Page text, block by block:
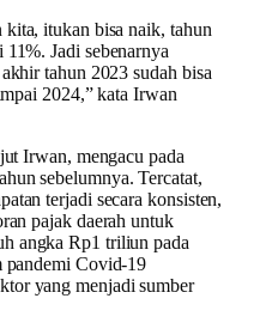
itukan bisa naik, tahun
Jadi sebenarnya
tahun 2023 sudah bisa
2024,” kata Irwan
Irwan, mengacu pada
sebelumnya. Tercatat,
terjadi secara konsisten,
pajak daerah untuk
angka Rp1 triliun pada
pandemi Covid-19
yang menjadi sumber